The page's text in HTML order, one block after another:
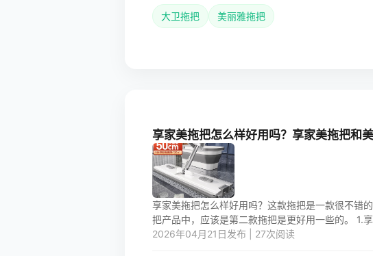
大卫拖把 美丽雅拖把
享家美拖把怎么样好用吗？享家美拖把和
享家美拖把怎么样好用吗？这款拖把是一款很不错
把产品中，应该是第二款拖把是更好用一些的。 1.
2026年04月21日发布 | 27次阅读